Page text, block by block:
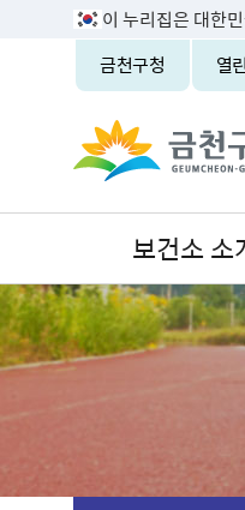
이 누리집은 대한
금천구청
열
보건소 소